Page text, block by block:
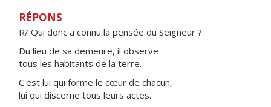
RÉPONS
R/ Qui donc a connu la pensée du Seigneur ?
Du lieu de sa demeure, il observe
tous les habitants de la terre.
C'est lui qui forme le cœur de chacun,
lui qui discerne tous leurs actes.